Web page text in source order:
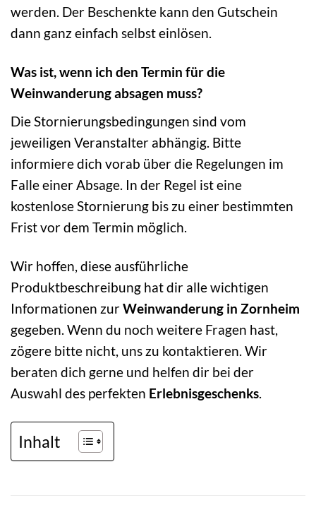
werden. Der Beschenkte kann den Gutschein
dann ganz einfach selbst einlösen.
Was ist, wenn ich den Termin für die
Weinwanderung absagen muss?
Die Stornierungsbedingungen sind vom
jeweiligen Veranstalter abhängig. Bitte
informiere dich vorab über die Regelungen im
Falle einer Absage. In der Regel ist eine
kostenlose Stornierung bis zu einer bestimmten
Frist vor dem Termin möglich.
Wir hoffen, diese ausführliche
Produktbeschreibung hat dir alle wichtigen
Informationen zurWeinwanderung in Zornheim
gegeben. Wenn du noch weitere Fragen hast,
zögere bitte nicht, uns zu kontaktieren. Wir
beraten dich gerne und helfen dir bei der
Auswahl des perfekten Erlebnisgeschenks.
Inhalt